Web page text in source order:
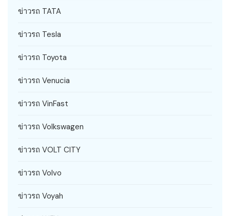
ข่าวรถ TATA
ข่าวรถ Tesla
ข่าวรถ Toyota
ข่าวรถ Venucia
ข่าวรถ VinFast
ข่าวรถ Volkswagen
ข่าวรถ VOLT CITY
ข่าวรถ Volvo
ข่าวรถ Voyah